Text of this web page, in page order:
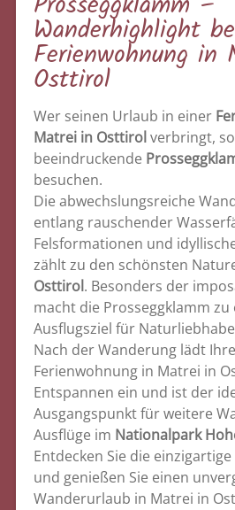
Wanderhighlight
Ferienwohnung in
Osttirol
Wer seinen Urlaub in einer
Matrei in Osttirol verbringt,
beeindruckende
besuchen.
Die abwechslungsreiche
entlang rauschender
Felsformationen und
zählt zu den schönsten
Osttirol. Besonders der
macht die Prosseggklamm
Ausflugsziel für
Nach der Wanderung lädt
Ferienwohnung in Matrei in
Entspannen ein und ist der
Ausgangspunkt für weitere
Ausflüge im Nationalpark
Entdecken Sie die
und genießen Sie einen
Wanderurlaub in Matrei in